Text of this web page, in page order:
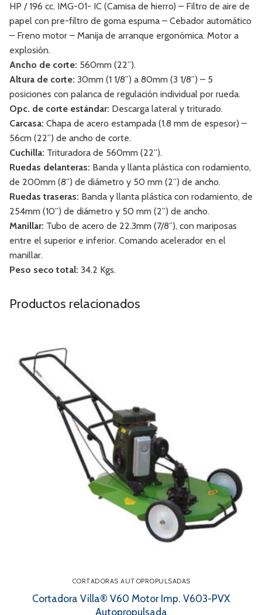
HP / 196 cc. IMG-01- IC (Camisa de hierro) – Filtro de aire de
papel con pre-filtro de goma espuma – Cebador automático
– Freno motor – Manija de arranque ergonómica. Motor a
explosión.
Ancho de corte: 560mm (22”).
Altura de corte: 30mm (1 1/8”) a 80mm (3 1/8”) – 5
posiciones con palanca de regulación individual por rueda.
Opc. de corte estándar: Descarga lateral y triturado.
Carcasa: Chapa de acero estampada (1.8 mm de espesor) –
56cm (22”) de ancho de corte.
Cuchilla: Trituradora de 560mm (22”).
Ruedas delanteras: Banda y llanta plástica con rodamiento,
de 200mm (8”) de diámetro y 50 mm (2”) de ancho.
Ruedas traseras: Banda y llanta plástica con rodamiento, de
254mm (10”) de diámetro y 50 mm (2”) de ancho.
Manillar: Tubo de acero de 22.3mm (7/8”), con mariposas
entre el superior e inferior. Comando acelerador en el
manillar.
Peso seco total: 34.2 Kgs.
Productos relacionados
CORTADORAS AUTOPROPULSADAS
Cortadora Villa® V60 Motor Imp. V603-PVX
Autopropulsada